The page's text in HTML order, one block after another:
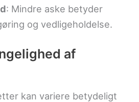
: Mindre aske betyder
og vedligeholdelse.
af
kan variere betydeligt